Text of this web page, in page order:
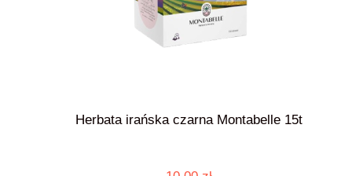
Herbata irańska czarna Montabelle 15t